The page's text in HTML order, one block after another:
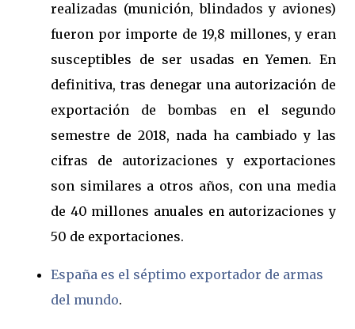
realizadas (munición, blindados y aviones)
fueron por importe de 19,8 millones, y eran
susceptibles de ser usadas en Yemen. En
definitiva, tras denegar una autorización de
exportación de bombas en el segundo
semestre de 2018, nada ha cambiado y las
cifras de autorizaciones y exportaciones
son similares a otros años, con una media
de 40 millones anuales en autorizaciones y
50 de exportaciones.
España es el séptimo exportador de armas
del mundo.